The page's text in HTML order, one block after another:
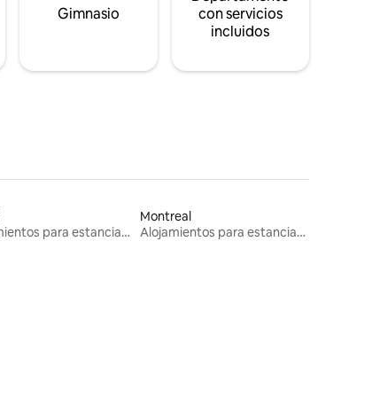
Gimnasio
con servicios
incluidos
Alojamientos para estancias largas
Montreal
Alojamientos para estancias largas